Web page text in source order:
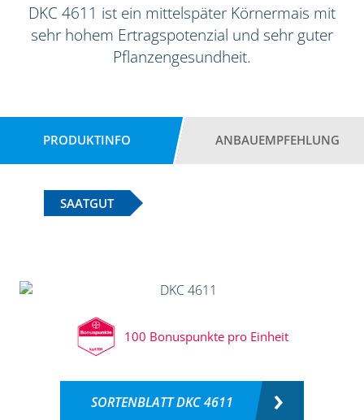
DKC 4611 ist ein mittelspäter Körnermais mit
sehr hohem Ertragspotenzial und sehr guter
Pflanzengesundheit.
PRODUKTINFO ANBAUEMPFEHLUNG
SAATGUT
100 Bonuspunkte pro Einheit
SORTENBLATT DKC 4611